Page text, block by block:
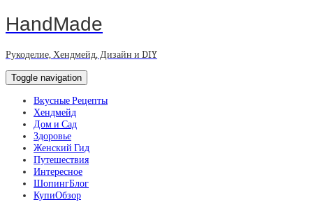
HandMade
Рукоделие, Хендмейд, Дизайн и DIY
Toggle navigation
Вкусные Рецепты
Хендмейд
Дом и Сад
Здоровье
Женский Гид
Путешествия
Интересное
ШопингБлог
КупиОбзор